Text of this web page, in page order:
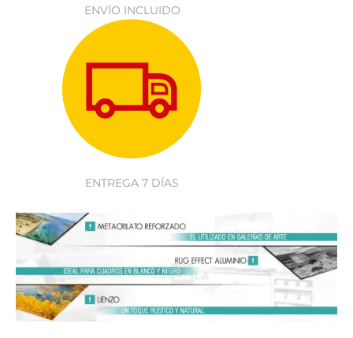
ENVÍO INCLUIDO
ENTREGA 7 DÍAS